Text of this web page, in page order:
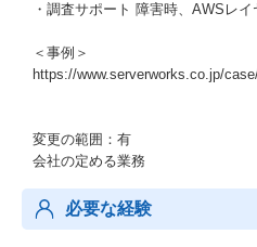
・調査サポート 障害時、AWSレ
＜事例＞
https://www.serverworks.co.jp/
変更の範囲：有
会社の定める業務
必要な経験